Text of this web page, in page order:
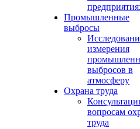
Промышленные
выбросы
измерения
выбросов в
атмосферу
Охрана труда
вопросам
труда